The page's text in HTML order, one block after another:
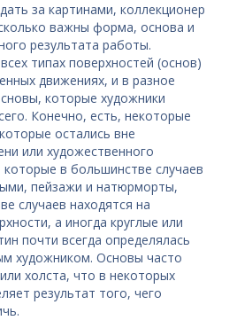
за картинами, коллекционер
важны форма, основа и
результата работы.
типах поверхностей (основ)
движениях, и в разное
которые художники
Конечно, есть, некоторые
остались вне
или художественного
в большинстве случаев
пейзажи и натюрморты,
случаев находятся на
а иногда круглые или
почти всегда определялась
художником. Основы часто
холста, что в некоторых
результат того, чего